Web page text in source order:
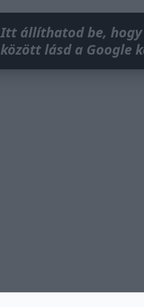
Itt állíthatod be, hogy
között lásd a Google